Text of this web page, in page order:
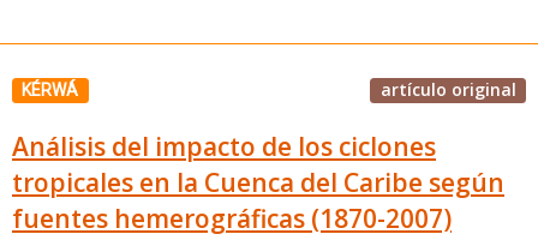
KÉRWÁ artículo original
Análisis del impacto de los ciclones
tropicales en la Cuenca del Caribe según
fuentes hemerográficas (1870-2007)